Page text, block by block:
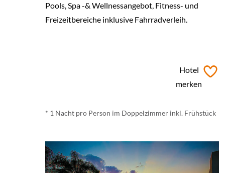
Pools, Spa -& Wellnessangebot, Fitness- und
Freizeitbereiche inklusive Fahrradverleih.
Hotel
merken
* 1 Nacht pro Person im Doppelzimmer inkl. Frühstück